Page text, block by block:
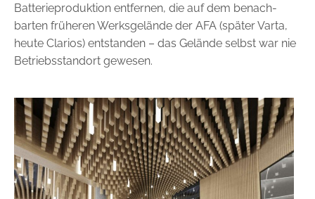
Batterieproduktion entfernen, die auf dem benach­
barten früheren Werksgelände der AFA (später Varta,
heute Clarios) entstanden – das Gelände selbst war nie
Betriebsstandort gewesen.